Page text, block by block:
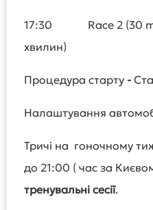
17:30 Race 2
хвилин)
Процедура старту -
Налаштування
Тричі на гоночному
до 21:00 ( час за
тренувальні сесії.